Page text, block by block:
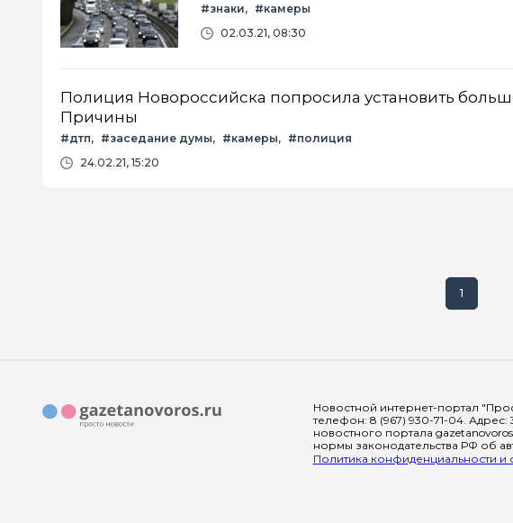
#знаки
#камеры
02.03.21, 08:30
Полиция Новороссийска попросила установить
Причины
#дтп #заседание думы #камеры
#полиция
24.02.21, 15:20
1
Новостной интернет-портал
телефон: 8 (967) 930-71-04.
новостного портала
нормы законодательства РФ об
Политика конфиденциальности и